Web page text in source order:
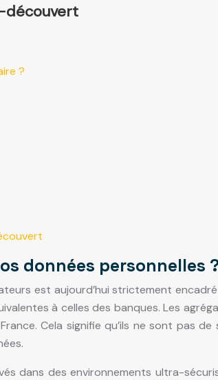
découvert
?
données personnelles
est aujourd’hui strictement
à celles des banques. Les
Cela signifie qu’ils ne sont pas
dans des environnements ultra-